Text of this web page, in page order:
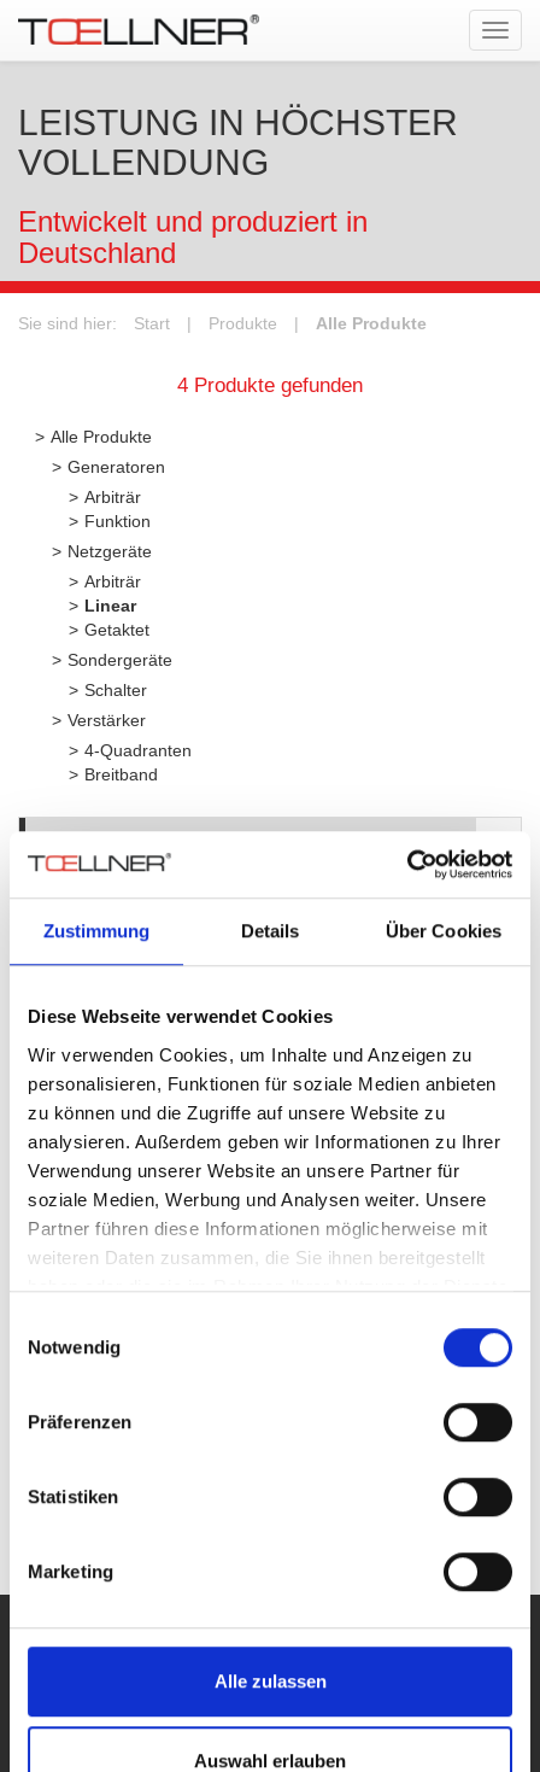
Zustimmung Details Über Cookies
Diese Webseite verwendet Cookies
Wir verwenden Cookies, um Inhalte und Anzeigen zu
personalisieren, Funktionen für soziale Medien anbieten
zu können und die Zugriffe auf unsere Website zu
analysieren. Außerdem geben wir Informationen zu Ihrer
Verwendung unserer Website an unsere Partner für
soziale Medien, Werbung und Analysen weiter. Unsere
Partner führen diese Informationen möglicherweise mit
weiteren Daten zusammen, die Sie ihnen bereitgestellt
haben oder die sie im Rahmen Ihrer Nutzung der Dienste
Notwendig
Präferenzen
Statistiken
Marketing
Alle zulassen
Auswahl erlauben
LEISTUNG IN HÖCHSTER
VOLLENDUNG
Entwickelt und produziert in
Deutschland
Sie sind hier: Start | Produkte | Alle Produkte
4 Produkte gefunden
Alle Produkte
Generatoren
Arbiträr
Funktion
Netzgeräte
Arbiträr
Linear
Getaktet
Sondergeräte
Schalter
Verstärker
4-Quadranten
Breitband
Anzahl Ausgänge:
2-5 (linear geregelt)
150 W
TOE 8800
Anzahl Ausgänge:
1 (high-speed, linear geregelt)
160
TOE 8840
1-2 (linear geregelt)
160 W
1-2 (linear geregelt)
PRODUKTE
Funktions- und Arbiträr-Generatoren
Breitband- und 4-Quadranten-Verstärker